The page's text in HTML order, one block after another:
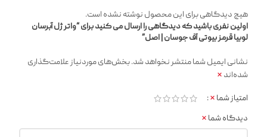
هیچ دیدگاهی برای این محصول نوشته نشده است.
اولین نفری باشید که دیدگاهی را ارسال می کنید برای “واتر ژل آبرسان
لوبیا قرمز بیوتی آف جوسان | اصل”
نشانی ایمیل شما منتشر نخواهد شد.بخش‌های موردنیاز علامت‌گذاری
شده‌اند *
امتیاز شما *
دیدگاه شما *